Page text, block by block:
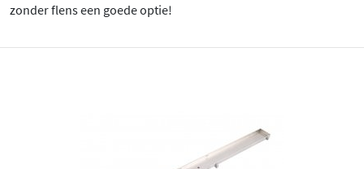
zonder flens een goede optie!